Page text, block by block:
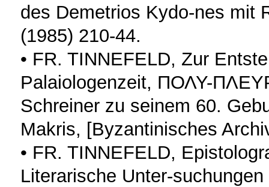
des Demetrios Kydo-nes mit
(1985) 210-44.
• FR. TINNEFELD, Zur
Palaiologenzeit, ΠΟΛΥ-
Schreiner zu seinem 60.
Makris, [Byzantinisches
• FR. TINNEFELD,
Literarische Unter-